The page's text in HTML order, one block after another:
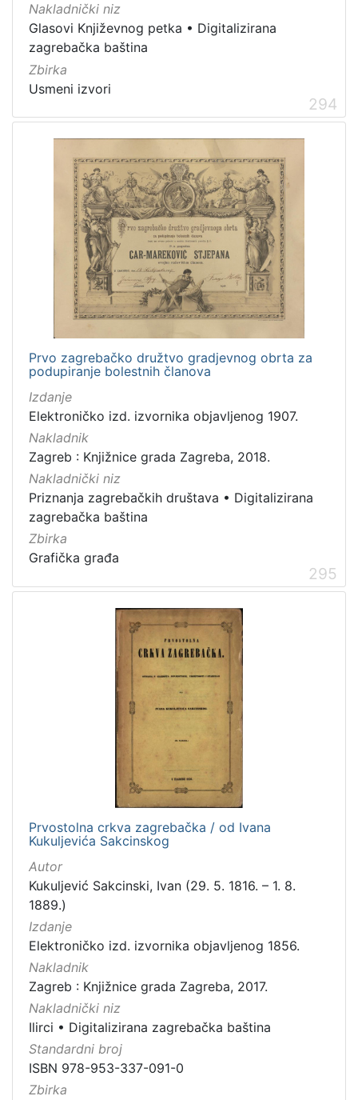
Nakladnički niz
Glasovi Književnog petka • Digitalizirana
zagrebačka baština
Zbirka
Usmeni izvori
294
Prvo zagrebačko družtvo gradjevnog obrta za
podupiranje bolestnih članova
Izdanje
Elektroničko izd. izvornika objavljenog 1907.
Nakladnik
Zagreb : Knjižnice grada Zagreba, 2018.
Nakladnički niz
Priznanja zagrebačkih društava • Digitalizirana
zagrebačka baština
Zbirka
Grafička građa
295
Prvostolna crkva zagrebačka / od Ivana
Kukuljevića Sakcinskog
Autor
Kukuljević Sakcinski, Ivan (29. 5. 1816. – 1. 8.
1889.)
Izdanje
Elektroničko izd. izvornika objavljenog 1856.
Nakladnik
Zagreb : Knjižnice grada Zagreba, 2017.
Nakladnički niz
Ilirci • Digitalizirana zagrebačka baština
Standardni broj
ISBN 978-953-337-091-0
Zbirka